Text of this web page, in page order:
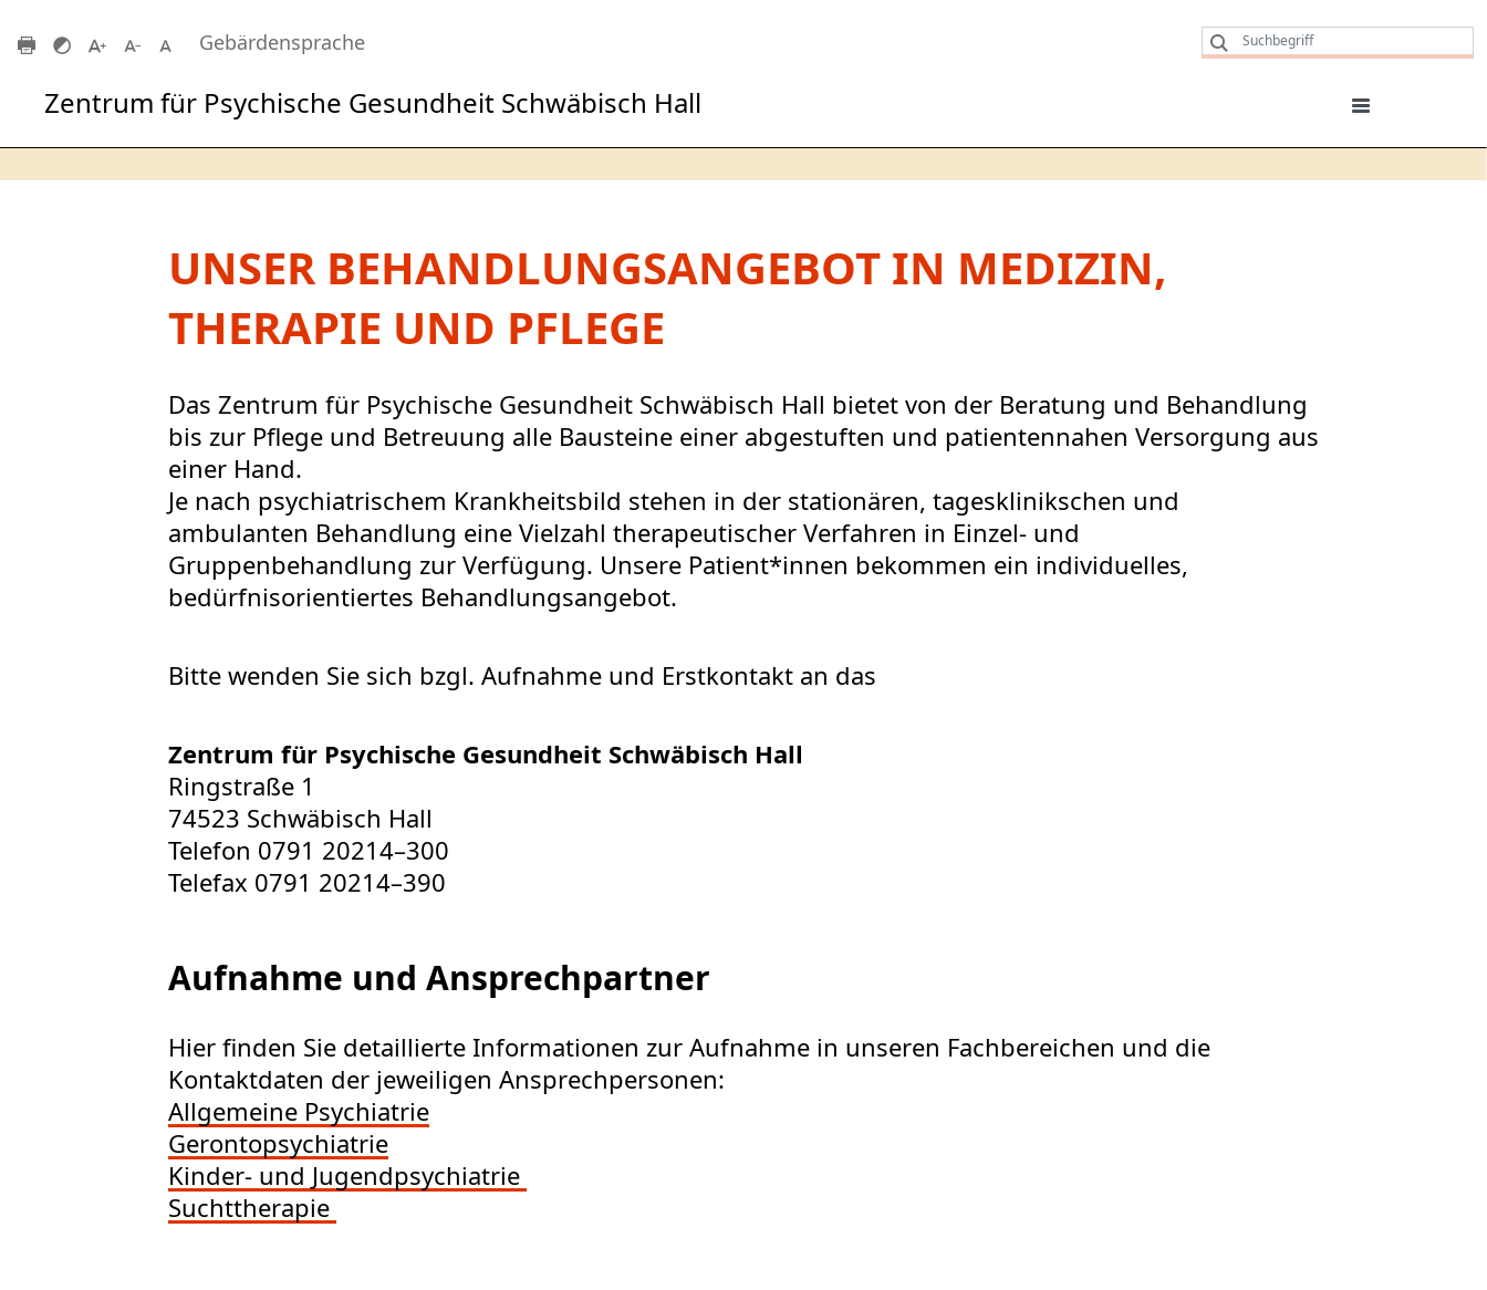
Zentrum für Psychische Gesundheit Schwäbisch Hall
Gebärdensprache
UNSER BEHANDLUNGSANGEBOT IN MEDIZIN,
THERAPIE UND PFLEGE
Das Zentrum für Psychische Gesundheit Schwäbisch Hall bietet von der Beratung und Behandlung
bis zur Pflege und Betreuung alle Bausteine einer abgestuften und patientennahen Versorgung aus
einer Hand.
Je nach psychiatrischem Krankheitsbild stehen in der stationären, tagesklinikschen und
ambulanten Behandlung eine Vielzahl therapeutischer Verfahren in Einzel- und
Gruppenbehandlung zur Verfügung. Unsere Patient*innen bekommen ein individuelles,
bedürfnisorientiertes Behandlungsangebot.
Bitte wenden Sie sich bzgl. Aufnahme und Erstkontakt an das
Zentrum für Psychische Gesundheit Schwäbisch Hall
Ringstraße 1
74523 Schwäbisch Hall
Telefon 0791 20214–300
Telefax 0791 20214–390
Aufnahme und Ansprechpartner
Hier finden Sie detaillierte Informationen zur Aufnahme in unseren Fachbereichen und die
Kontaktdaten der jeweiligen Ansprechpersonen:
Allgemeine Psychiatrie
Gerontopsychiatrie
Kinder- und Jugendpsychiatrie
Suchttherapie